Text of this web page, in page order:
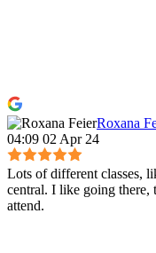
Roxana
04:09 02 Apr 24
Lots of different classes,
central. I like going there,
attend.